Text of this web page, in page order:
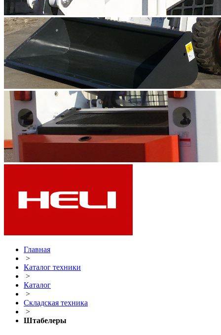
Главная
>
Каталог техники
>
Каталог
>
Складская техника
>
Штабелеры